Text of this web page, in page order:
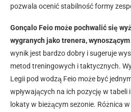
pozwala ocenić stabilność formy
Gonçalo Feio może pochwalić się
wygranych jako trenera,
wynik jest bardzo dobry i sugeruje
metod treningowych i taktycznych.
Legii pod wodzą Feio może być
wpływających na ich pozycję w tabeli
lokaty w bieżącym sezonie. Różnica